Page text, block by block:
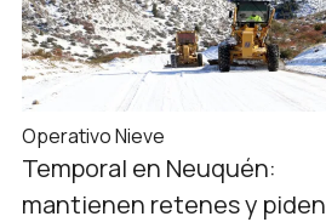
Operativo Nieve
Temporal en Neuquén:
mantienen retenes y piden